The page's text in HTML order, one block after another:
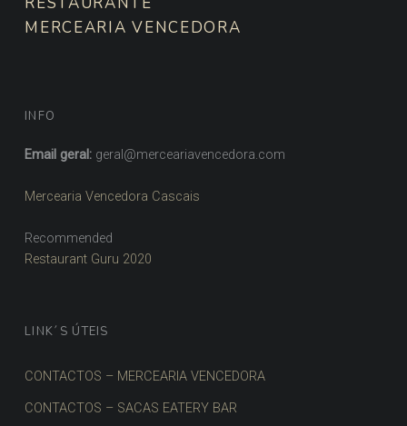
MERCEARIA VENCEDORA
INFO
Email geral: geral@merceariavencedora.com
Mercearia Vencedora Cascais
Recommended
Restaurant Guru 2020
LINK´S ÚTEIS
CONTACTOS – MERCEARIA VENCEDORA
CONTACTOS – SACAS EATERY BAR